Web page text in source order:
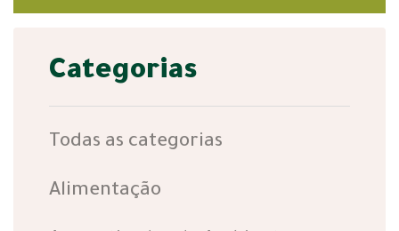
Categorias
Todas as categorias
Alimentação